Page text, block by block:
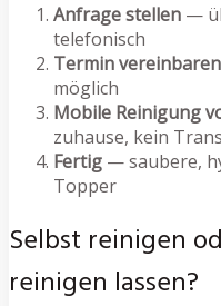
Anfrage stellen —
telefonisch
Termin vereinbaren
möglich
Mobile Reinigung
zuhause, kein
Fertig — saubere,
Topper
Selbst reinigen
reinigen lassen?